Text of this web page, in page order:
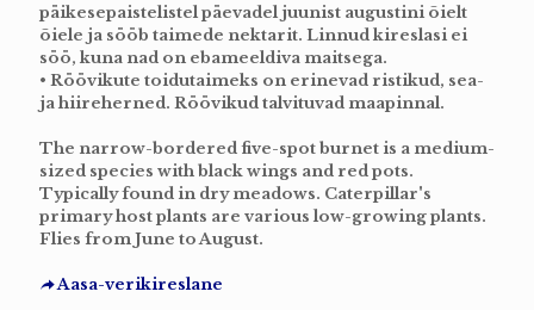
päikesepaistelistel päevadel juunist augustini õielt
õiele ja sööb taimede nektarit. Linnud kireslasi ei
söö, kuna nad on ebameeldiva maitsega.
• Röövikute toidutaimeks on erinevad ristikud, sea-
ja hiireherned. Röövikud talvituvad maapinnal.
The narrow-bordered five-spot burnet is a medium-
sized species with black wings and red pots.
Typically found in dry meadows. Caterpillar's
primary host plants are various low-growing plants.
Flies from June to August.
Aasa-verikireslane